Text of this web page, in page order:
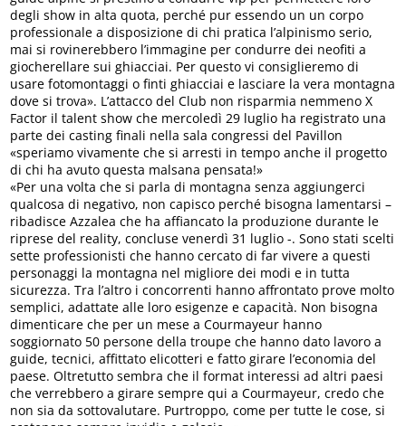
degli show in alta quota, perché pur essendo un un corpo
professionale a disposizione di chi pratica l’alpinismo serio,
mai si rovinerebbero l’immagine per condurre dei neofiti a
giocherellare sui ghiacciai. Per questo vi consiglieremo di
usare fotomontaggi o finti ghiacciai e lasciare la vera montagna
dove si trova». L’attacco del Club non risparmia nemmeno X
Factor il talent show che mercoledì 29 luglio ha registrato una
parte dei casting finali nella sala congressi del Pavillon
«speriamo vivamente che si arresti in tempo anche il progetto
di chi ha avuto questa malsana pensata!»
«Per una volta che si parla di montagna senza aggiungerci
qualcosa di negativo, non capisco perché bisogna lamentarsi –
ribadisce Azzalea che ha affiancato la produzione durante le
riprese del reality, concluse venerdì 31 luglio -. Sono stati scelti
sette professionisti che hanno cercato di far vivere a questi
personaggi la montagna nel migliore dei modi e in tutta
sicurezza. Tra l’altro i concorrenti hanno affrontato prove molto
semplici, adattate alle loro esigenze e capacità. Non bisogna
dimenticare che per un mese a Courmayeur hanno
soggiornato 50 persone della troupe che hanno dato lavoro a
guide, tecnici, affittato elicotteri e fatto girare l’economia del
paese. Oltretutto sembra che il format interessi ad altri paesi
che verrebbero a girare sempre qui a Courmayeur, credo che
non sia da sottovalutare. Purtroppo, come per tutte le cose, si